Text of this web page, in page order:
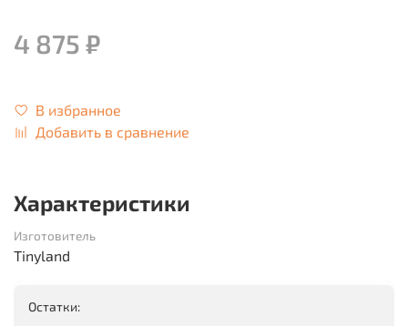
4 875 ₽
В избранное
Добавить в сравнение
Характеристики
Изготовитель
Tinyland
Остатки: